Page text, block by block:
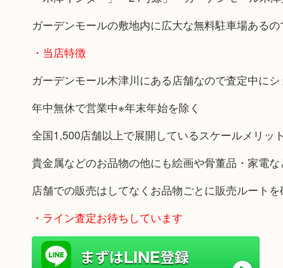
ガーデンモールの敷地内に広大な無料駐車場ある
・当店特徴
ガーデンモール木津川にある店舗なので査定中にシ
年中無休で営業中※年末年始を除く
全国1,500店舗以上で展開しているスケールメリッ
貴金属などのお品物の他にも絵画や骨董品・家電な
店舗での販売はしてなくお品物ごとに販売ルート
・ライン査定お待ちしています